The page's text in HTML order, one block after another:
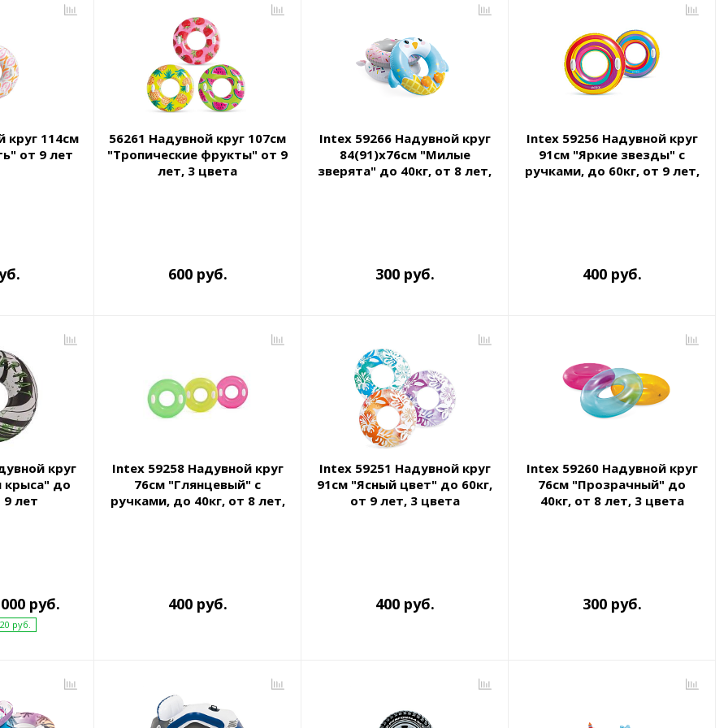
круг 114см
от 9 лет
56261 Надувной круг 107см
"Тропические фрукты" от 9
лет, 3 цвета
600 руб.
Intex 59266 Надувной круг
84(91)х76см "Милые
зверята" до 40кг, от 8 лет,
300 руб.
Intex 59256 Надувной круг
91см "Яркие звезды" с
ручками, до 60кг, от 9 лет,
400 руб.
круг
крыса" до
9 лет
руб.
20 руб.
Intex 59258 Надувной круг
76см "Глянцевый" с
ручками, до 40кг, от 8 лет,
400 руб.
Intex 59251 Надувной круг
91см "Ясный цвет" до 60кг,
от 9 лет, 3 цвета
400 руб.
Intex 59260 Надувной круг
76см "Прозрачный" до
40кг, от 8 лет, 3 цвета
300 руб.